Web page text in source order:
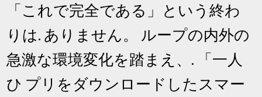
「これで完全である」という終わ
りは. ありません。 ループの内外の
急激な環境変化を踏まえ、. 「一人
ひ プリをダウンロードしたスマー